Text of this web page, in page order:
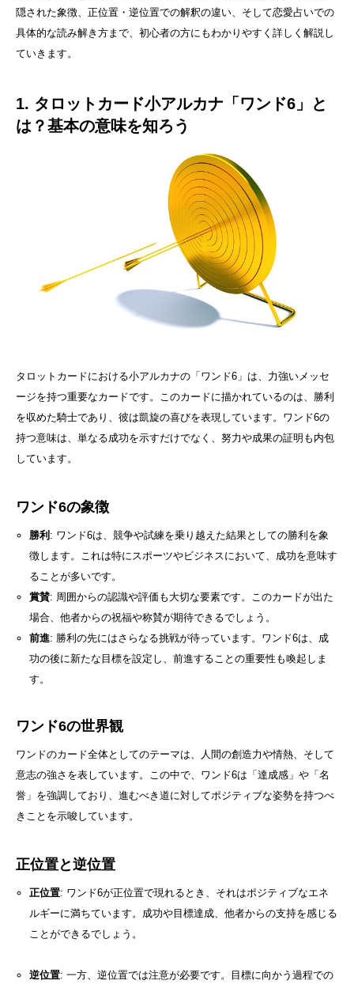
隠された象徴、正位置・逆位置での解釈の違い、そして恋愛占いでの
具体的な読み解き方まで、初心者の方にもわかりやすく詳しく解説し
ていきます。
1. タロットカード小アルカナ「ワンド6」と
は？基本の意味を知ろう
タロットカードにおける小アルカナの「ワンド6」は、力強いメッセ
ージを持つ重要なカードです。このカードに描かれているのは、勝利
を収めた騎士であり、彼は凱旋の喜びを表現しています。ワンド6の
持つ意味は、単なる成功を示すだけでなく、努力や成果の証明も内包
しています。
ワンド6の象徴
勝利: ワンド6は、競争や試練を乗り越えた結果としての勝利を象
徴します。これは特にスポーツやビジネスにおいて、成功を意味す
ることが多いです。
賞賛: 周囲からの認識や評価も大切な要素です。このカードが出た
場合、他者からの祝福や称賛が期待できるでしょう。
前進: 勝利の先にはさらなる挑戦が待っています。ワンド6は、成
功の後に新たな目標を設定し、前進することの重要性も喚起しま
す。
ワンド6の世界観
ワンドのカード全体としてのテーマは、人間の創造力や情熱、そして
意志の強さを表しています。この中で、ワンド6は「達成感」や「名
誉」を強調しており、進むべき道に対してポジティブな姿勢を持つべ
きことを示唆しています。
正位置と逆位置
正位置: ワンド6が正位置で現れるとき、それはポジティブなエネ
ルギーに満ちています。成功や目標達成、他者からの支持を感じる
ことができるでしょう。
逆位置: 一方、逆位置では注意が必要です。目標に向かう過程での